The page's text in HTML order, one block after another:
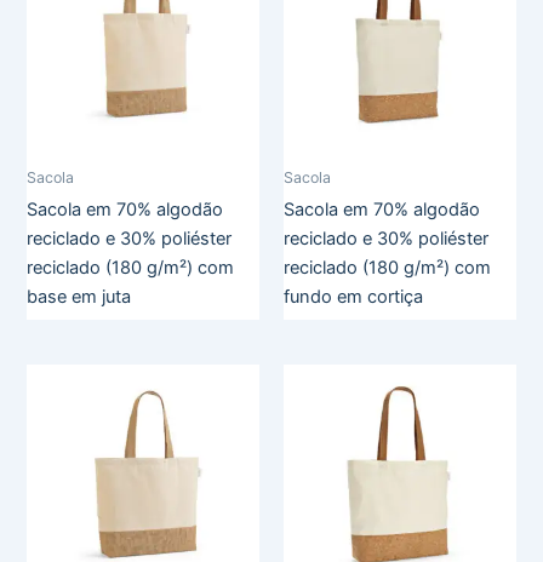
Sacola
Sacola em 70% algodão
reciclado e 30% poliéster
reciclado (180 g/m²) com
base em juta
Sacola
Sacola em 70% algodão
reciclado e 30% poliéster
reciclado (180 g/m²) com
fundo em cortiça